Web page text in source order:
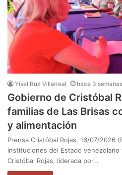
Yisel Ruz Villarreal hace 3 semanas
Gobierno de Cristóbal
familias de Las Brisas
y alimentación
Prensa Cristóbal Rojas, 16/07/2026
instituciones del Estado venezolano
Cristóbal Rojas, liderada por…